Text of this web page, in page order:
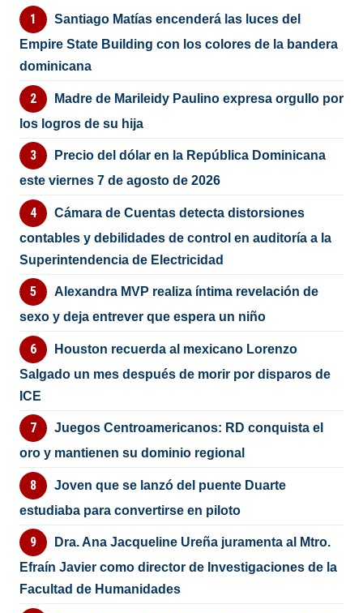
Santiago Matías encenderá las luces del
Empire State Building con los colores de la bandera
dominicana
Madre de Marileidy Paulino expresa orgullo por
los logros de su hija
Precio del dólar en la República Dominicana
este viernes 7 de agosto de 2026
Cámara de Cuentas detecta distorsiones
contables y debilidades de control en auditoría a la
Superintendencia de Electricidad
Alexandra MVP realiza íntima revelación de
sexo y deja entrever que espera un niño
Houston recuerda al mexicano Lorenzo
Salgado un mes después de morir por disparos de
ICE
Juegos Centroamericanos: RD conquista el
oro y mantienen su dominio regional
Joven que se lanzó del puente Duarte
estudiaba para convertirse en piloto
Dra. Ana Jacqueline Ureña juramenta al Mtro.
Efraín Javier como director de Investigaciones de la
Facultad de Humanidades